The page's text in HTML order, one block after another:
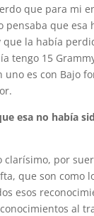
que para mi
pensaba que esa
la había
tengo 15
uno es con Bajo
esa no había
clarísimo, por
que son como
esos
al